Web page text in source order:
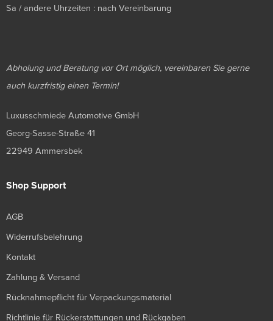
Sa / andere Uhrzeiten : nach Vereinbarung
Abholung und Beratung vor Ort möglich, vereinbaren Sie gerne
auch kurzfristig einen Termin!
Luxusschmiede Automotive GmbH
Georg-Sasse-Straße 41
22949 Ammersbek
Shop Support
AGB
Widerrufsbelehrung
Kontakt
Zahlung & Versand
Rücknahmepflicht für Verpackungsmaterial
Richtlinie für Rückerstattungen und Rückgaben